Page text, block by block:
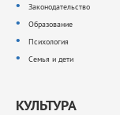
Законодательство
Образование
Психология
Семья и дети
КУЛЬТУРА